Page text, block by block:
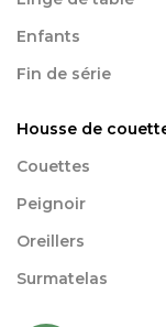
Enfants
Fin de série
Housse de
Couettes
Peignoir
Oreillers
Surmatelas